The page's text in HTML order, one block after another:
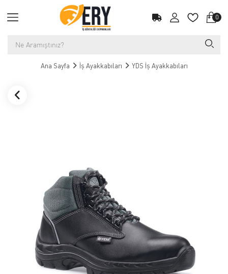
0
Ana Sayfa İş Ayakkabıları YDS İş Ayakkabıları